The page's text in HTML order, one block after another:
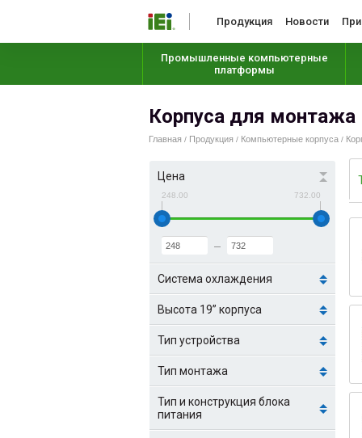
Продукция Новости
Промышленные компьютерные
платформы
Корпуса для монтажа
Главная / Продукция / Компьютерные корпуса /
Цена
248.00 732.00
Система охлаждения
Высота 19” корпуса
Тип устройства
Тип монтажа
Тип и конструкция блока
питания